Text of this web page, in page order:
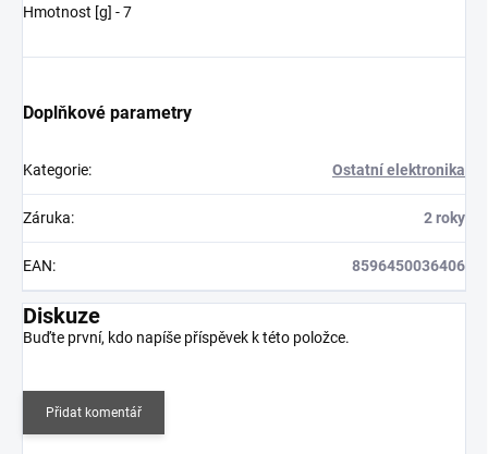
Hmotnost [g] - 7
Doplňkové parametry
Kategorie: Ostatní elektronika
Záruka: 2 roky
EAN: 8596450036406
Diskuze
Buďte první, kdo napíše příspěvek k této položce.
Přidat komentář